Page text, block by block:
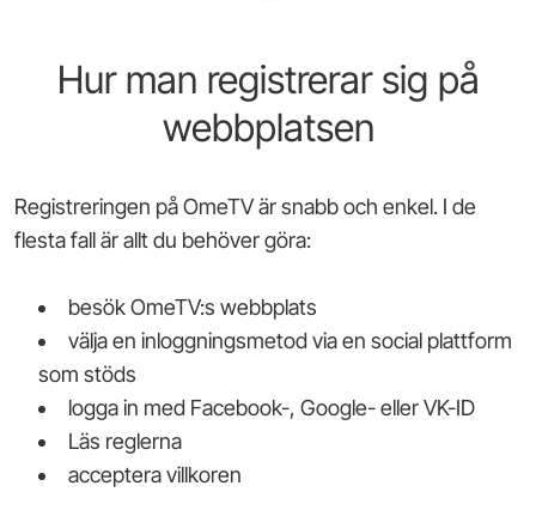
Hur man registrerar sig på
webbplatsen
Registreringen på OmeTV är snabb och enkel. I de
flesta fall är allt du behöver göra:
besök OmeTV:s webbplats
välja en inloggningsmetod via en social plattform
som stöds
logga in med Facebook-, Google- eller VK-ID
Läs reglerna
acceptera villkoren